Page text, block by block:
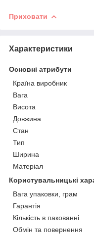
Приховати
Характеристики
Основні атрибути
Країна виробник
Вага
Висота
Довжина
Стан
Тип
Ширина
Матеріал
Користувальницькі
Вага упаковки, грам
Гарантія
Кількість в пакованні
Обмін та повернення